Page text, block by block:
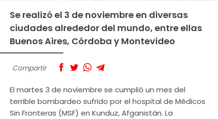
Se realizó el 3 de noviembre en diversas
ciudades alrededor del mundo, entre ellas
Buenos Aires, Córdoba y Montevideo
Compartir
El martes 3 de noviembre se cumplió un mes del
terrible bombardeo sufrido por el hospital de Médicos
Sin Fronteras (MSF) en Kunduz, Afganistán. La